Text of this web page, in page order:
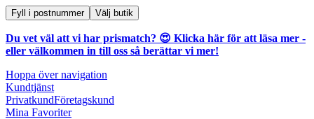
Fyll i postnummer Välj butik
Du vet väl att vi har prismatch? 😍 Klicka här för att läsa mer -
eller välkommen in till oss så berättar vi mer!
Hoppa över navigation
Kundtjänst
PrivatkundFöretagskund
Mina Favoriter